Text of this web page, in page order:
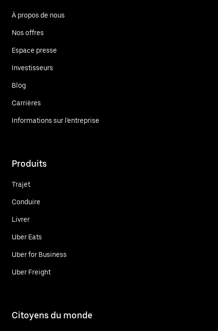
À propos de nous
Nos offres
Espace presse
Investisseurs
Blog
Carrières
Informations sur l'entreprise
Produits
Trajet
Conduire
Livrer
Uber Eats
Uber for Business
Uber Freight
Citoyens du monde